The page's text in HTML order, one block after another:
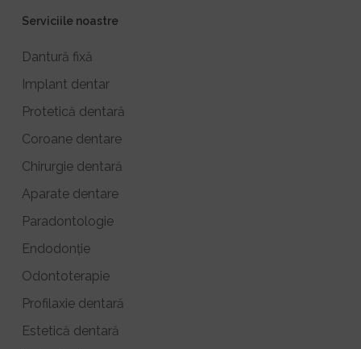
Serviciile noastre
Dantură fixă
Implant dentar
Protetică dentară
Coroane dentare
Chirurgie dentară
Aparate dentare
Paradontologie
Endodonție
Odontoterapie
Profilaxie dentară
Estetică dentară